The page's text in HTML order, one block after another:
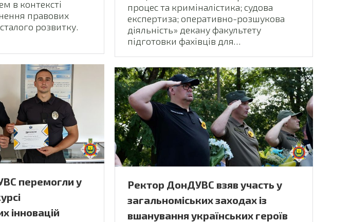
процес та криміналістика; судова
експертиза; оперативно-розшукова
діяльність» декану факультету
підготовки фахівців для…
в контексті
правових
розвитку.
перемогли у
інновацій
Ректор ДонДУВС взяв участь у
загальноміських заходах із
вшанування українських героїв